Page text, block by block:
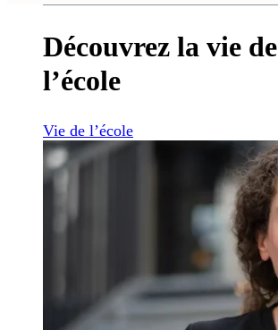
Découvrez la vie de
l’école
Vie de l’école